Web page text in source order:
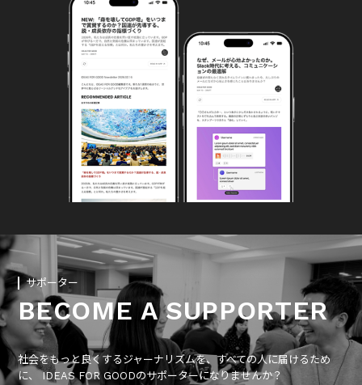
サポーター
BECOME A SUPPORTER
社会をもっと良くするジャーナリズムを、すべての人に届けるため
に、 IDEAS FOR GOODのサポーターになりませんか？